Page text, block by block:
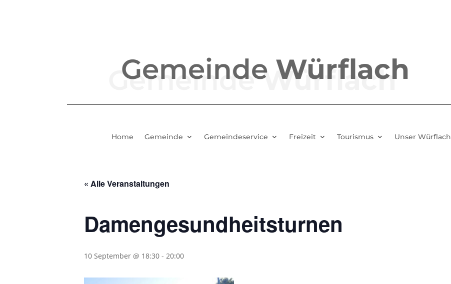
Gemeinde Würflach
Home Gemeinde Gemeindeservice Freizeit Tourismus Unser Würflach
« Alle Veranstaltungen
Damengesundheitsturnen
10 September @ 18:30 - 20:00